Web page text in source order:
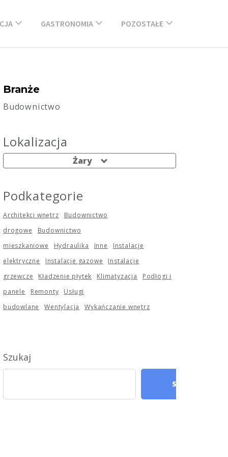
GASTRONOMIA POZOSTAŁE
Branże
Budownictwo
Lokalizacja
Żary
Podkategorie
Architekci wnętrz
Budownictwo
drogowe
Budownictwo
mieszkaniowe
Hydraulika Inne
Instalacje
elektryczne
Instalacje gazowe
Instalacje
grzewcze
Kładzenie płytek Klimatyzacja
Podłogi i
panele
Remonty
Usługi
budowlane
Wentylacja Wykańczanie wnętrz
Szukaj
Szukaj